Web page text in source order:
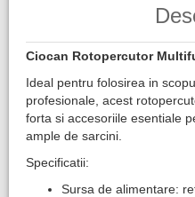
Ciocan Rotopercutor
Ideal pentru folosirea in
profesionale, acest
forta si accesoriile esentiale
ample de sarcini.
Specificatii:
Sursa de alimentare: